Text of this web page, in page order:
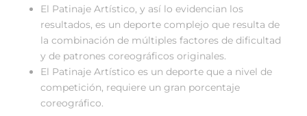
El Patinaje Artístico, y así lo evidencian los
resultados, es un deporte complejo que resulta de
la combinación de múltiples factores de dificultad
y de patrones coreográficos originales.
El Patinaje Artístico es un deporte que a nivel de
competición, requiere un gran porcentaje
coreográfico.